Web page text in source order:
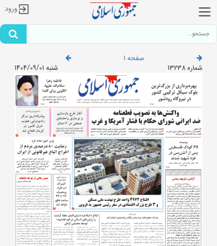
ورود
صفحه 1
شماره 13238
شنبه 1404/09/01